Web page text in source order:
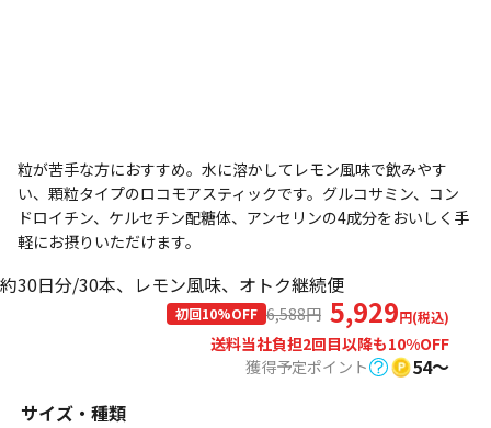
粒が苦手な方におすすめ。水に溶かしてレモン風味で飲みやす
い、顆粒タイプのロコモアスティックです。グルコサミン、コン
ドロイチン、ケルセチン配糖体、アンセリンの4成分をおいしく手
軽にお摂りいただけます。
約30日分/30本、レモン風味、オトク継続便
初回10%OFF 6,588円 5,929円(税込)
送料当社負担2回目以降も10%OFF
獲得予定ポイント
54〜
サイズ・種類